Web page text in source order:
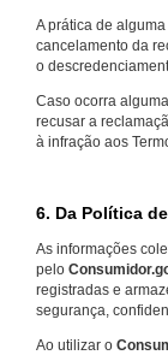
A prática de
cancelamento da
o
Caso ocorra
recusar a
à infração aos
6. Da Política
As informações
pelo
registradas e
segurança,
Ao utilizar o